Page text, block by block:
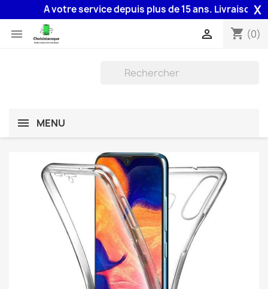
A votre service depuis plus de 15 ans. Livraison X
 shopping_cart (0)

MENU